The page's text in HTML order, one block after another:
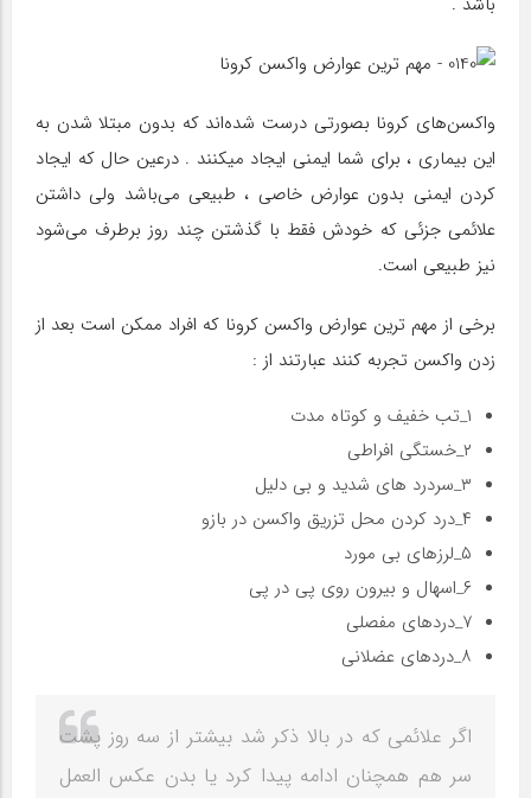
واکسن‌های کرونا بصورتی درست شده‌اند که بدون مبتلا شدن به
این بیماری ، برای شما ایمنی ایجاد میکنند . درعین حال که ایجاد
کردن ایمنی بدون عوارض خاصی ، طبیعی می‌باشد ولی داشتن
علائمی جزئی که خودش فقط با گذشتن چند روز برطرف می‌شود
نیز طبیعی است.
برخی از مهم ترین‌ عوارض واکسن کرونا که افراد ممکن است بعد از
زدن واکسن تجربه کنند عبارتند از :
۱_تب خفیف و کوتاه مدت
۲_خستگی افراطی
۳_سردرد های شدید و بی دلیل
۴_درد کردن محل تزریق واکسن در بازو
۵_لرزهای بی مورد
۶_اسهال و بیرون روی پی در پی
۷_دردهای مفصلی
۸_دردهای عضلانی
اگر علائمی که در بالا ذکر شد بیشتر از سه روز پشت
سر هم همچنان ادامه پیدا کرد یا بدن عکس العمل